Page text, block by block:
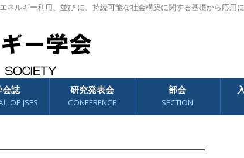
ネルギー利用、並び に、持続可能な社会構築に関する基礎から応用
会誌
OF JSES
研究発表会
CONFERENCE
部会
SECTION